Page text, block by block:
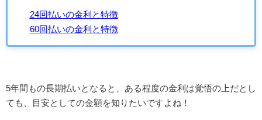
24回払いの金利と特徴
60回払いの金利と特徴
5年間もの長期払いとなると、ある程度の金利は覚悟の上だとし
ても、目安としての金額を知りたいですよね！